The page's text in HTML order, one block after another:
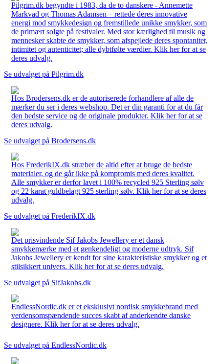
Pilgrim.dk begyndte i 1983, da de to danskere - Annemette
Markvad og Thomas Adamsen – rettede deres innovative
energi mod smykkedesign og fremstillede unikke smykker, som
de primært solgte på festivaler. Med stor kærlighed til musik og
mennesker skabte de smykker, som afspejlede deres spontanitet,
intimitet og autenticitet; alle dybtfølte værdier. Klik her for at se
deres udvalg.
Se udvalget på Pilgrim.dk
Hos Brodersens.dk er de autoriserede forhandlere af alle de
mærker du ser i deres webshop. Det er din garanti for at du får
den bedste service og de originale produkter. Klik her for at se
deres udvalg.
Se udvalget på Brodersens.dk
Hos FrederikIX.dk stræber de altid efter at bruge de bedste
materialer, og de går ikke på kompromis med deres kvalitet.
Alle smykker er derfor lavet i 100% recycled 925 Sterling sølv
og 22 karat guldbelagt 925 sterling sølv. Klik her for at se deres
udvalg.
Se udvalget på FrederikIX.dk
Det prisvindende Sif Jakobs Jewellery er et dansk
smykkemærke med et genkendeligt og moderne udtryk. Sif
Jakobs Jewellery er kendt for sine karakteristiske smykker og et
stilsikkert univers. Klik her for at se deres udvalg.
Se udvalget på SifJakobs.dk
EndlessNordic.dk er et eksklusivt nordisk smykkebrand med
verdensomspændende succes skabt af anderkendte danske
designere. Klik her for at se deres udvalg.
Se udvalget på EndlessNordic.dk